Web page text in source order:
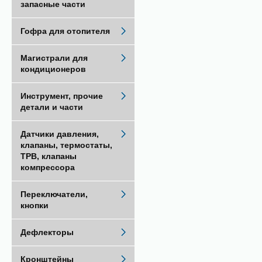
запасные части
Гофра для отопителя
Магистрали для
кондиционеров
Инструмент, прочие
детали и части
Датчики давления,
клапаны, термостаты,
ТРВ, клапаны
компрессора
Переключатели,
кнопки
Дефлекторы
Кронштейны